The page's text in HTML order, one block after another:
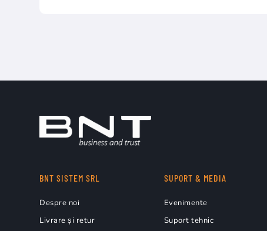
BNT SISTEM SRL
Despre noi
Livrare și retur
SUPORT & MEDIA
Evenimente
Suport tehnic